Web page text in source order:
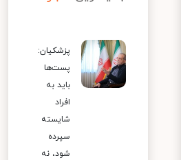
پزشکیان:
پست‌ها
باید به
افراد
شایسته
سپرده
شود، نه